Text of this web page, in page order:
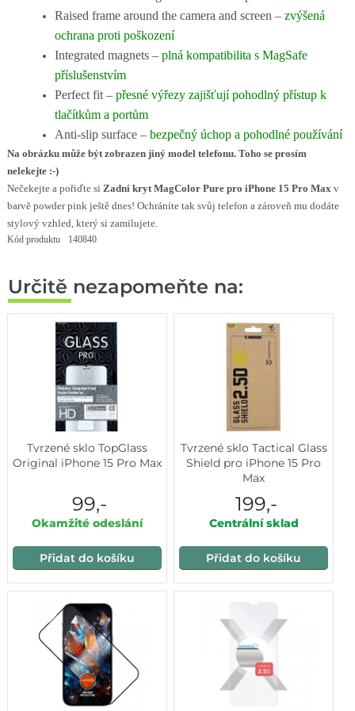
Raised frame around the camera and screen – zvýšená
ochrana proti poškození
Integrated magnets – plná kompatibilita s MagSafe
příslušenstvím
Perfect fit – přesné výřezy zajišťují pohodlný přístup k
tlačítkům a portům
Anti-slip surface – bezpečný úchop a pohodlné používání
Na obrázku může být zobrazen jiný model telefonu. Toho se prosím
nelekejte :-)
Nečekejte a pořiďte si Zadní kryt MagColor Pure pro iPhone 15 Pro Maxv
barvě powder pink ještě dnes! Ochráníte tak svůj telefon a zároveň mu dodáte
stylový vzhled, který si zamilujete.
Kód produktu 140840
Určitě nezapomeňte na:
Tvrzené sklo TopGlass
Original iPhone 15 Pro Max
99,-
Okamžité odeslání
Přidat do košíku
Tvrzené sklo Tactical Glass
Shield pro iPhone 15 Pro
Max
199,-
Centrální sklad
Přidat do košíku